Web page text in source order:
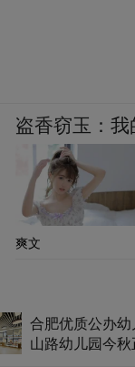
盗香窃玉：
爽文